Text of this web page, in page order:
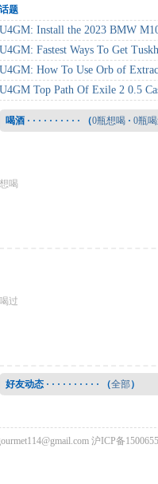
话题
U4GM: Install the 2023 BMW
U4GM: Fastest Ways To Get
U4GM: How To Use Orb of
U4GM Top Path Of Exile 2 0.5
喝酒 · · · · · · · · · · （0瓶想喝 · 0瓶
想喝
喝过
好友动态 · · · · · · · · · · （全部）
沪ICP备